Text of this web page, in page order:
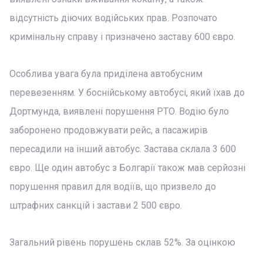
відсутність діючих водійських прав. Розпочато
кримінальну справу і призначено заставу 600 євро.
Особлива увага була приділена автобусним
перевезенням. У боснійському автобусі, який їхав до
Дортмунда, виявлені порушення РТО. Водію було
заборонено продовжувати рейс, а пасажирів
пересадили на інший автобус. Застава склала 3 600
євро. Ще один автобус з Болгарії також мав серйозні
порушення правил для водіїв, що призвело до
штрафних санкцій і застави 2 500 євро.
Загальний рівень порушень склав 52%. За оцінкою